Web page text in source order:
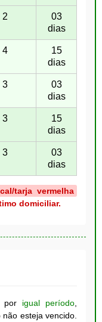
2
03
dias
4
15
dias
3
03
dias
3
15
dias
3
03
dias
tarja vermelha
domiciliar.
por igual período
esteja vencido.